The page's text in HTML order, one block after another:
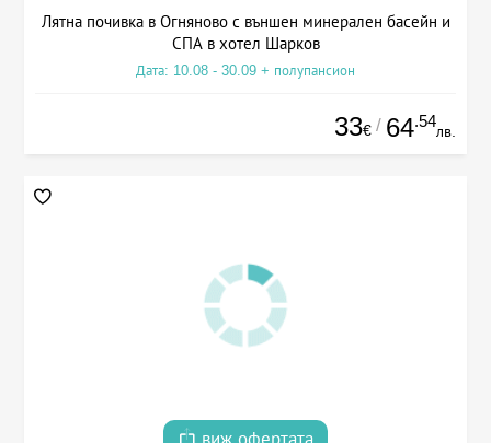
Лятна почивка в Огняново с външен минерален басейн и
СПА в хотел Шарков
Дата: 10.08 - 30.09 + полупансион
33€ / 64.54
лв.
виж офертата